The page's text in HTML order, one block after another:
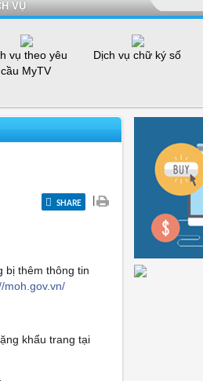
VỤ
vụ theo yêu
cầu MyTV
Dịch vụ chữ ký số
SHARE
bị thêm thông tin
moh.gov.vn/
khẩu trang tại